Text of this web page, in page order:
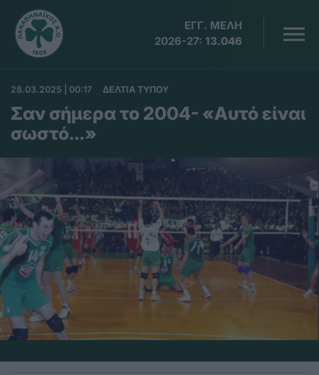
ΕΓΓ. ΜΕΛΗ
2026-27: 13.046
28.03.2025 | 00:17 ΔΕΛΤΙΑ ΤΥΠΟΥ
Σαν σήμερα το 2004- «Αυτό είναι
σωστό…»